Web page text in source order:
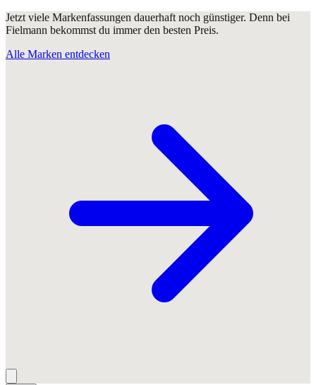
Jetzt viele Markenfassungen dauerhaft noch günstiger. Denn bei
Fielmann bekommst du immer den besten Preis.
Alle Marken entdecken